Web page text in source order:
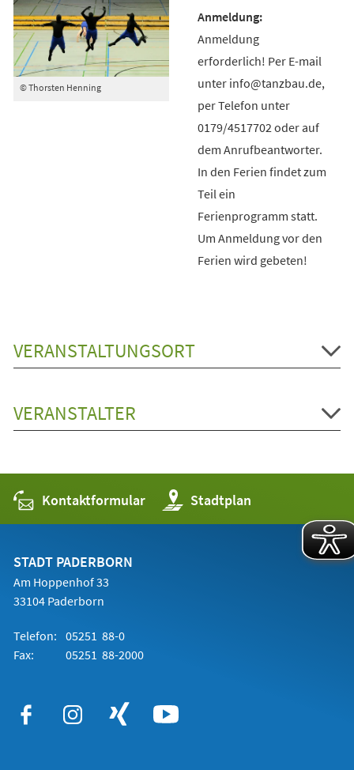
© Thorsten Henning
Anmeldung
erforderlich! Per E-mail
unter info@tanzbau.de,
per Telefon unter
0179/4517702 oder auf
dem Anrufbeantworter.
In den Ferien findet zum
Teil ein
Ferienprogramm statt.
Um Anmeldung vor den
Ferien wird gebeten!
VERANSTALTUNGSORT
VERANSTALTER
Kontaktformular Stadtplan
(Öffnet
in
einem
STADT PADERBORN
Am Hoppenhof 33
33104 Paderborn
Telefon: 05251 88-0
Fax:
05251 88-2000